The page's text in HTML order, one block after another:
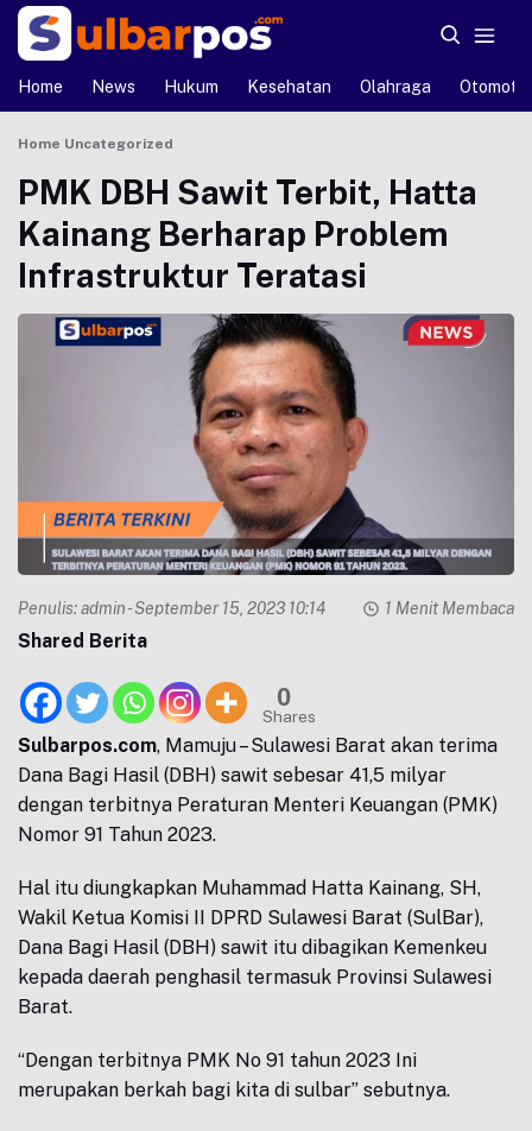
Home News Hukum Kesehatan Olahraga Otomotif
Home Uncategorized
PMK DBH Sawit Terbit, Hatta
Kainang Berharap Problem
Infrastruktur Teratasi
Penulis:admin- September 15, 2023 10:14 1 Menit Membaca
Shared Berita
0
Shares
Sulbarpos.com, Mamuju – Sulawesi Barat akan terima
Dana Bagi Hasil (DBH) sawit sebesar 41,5 milyar
dengan terbitnya Peraturan Menteri Keuangan (PMK)
Nomor 91 Tahun 2023.
Hal itu diungkapkan Muhammad Hatta Kainang, SH,
Wakil Ketua Komisi II DPRD Sulawesi Barat (SulBar),
Dana Bagi Hasil (DBH) sawit itu dibagikan Kemenkeu
kepada daerah penghasil termasuk Provinsi Sulawesi
Barat.
“Dengan terbitnya PMK No 91 tahun 2023 Ini
merupakan berkah bagi kita di sulbar” sebutnya.